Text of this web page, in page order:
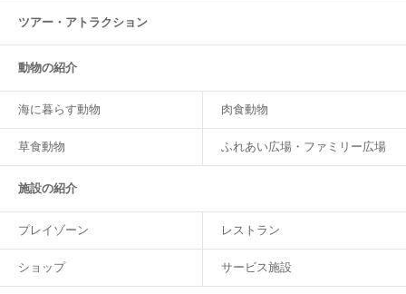
ツアー・ アトラクション
動物の紹介
海に暮らす動物 肉食動物
草食動物 ふれあい広場・ファミリー広場
施設の紹介
プレイゾーン レストラン
ショップ サービス施設